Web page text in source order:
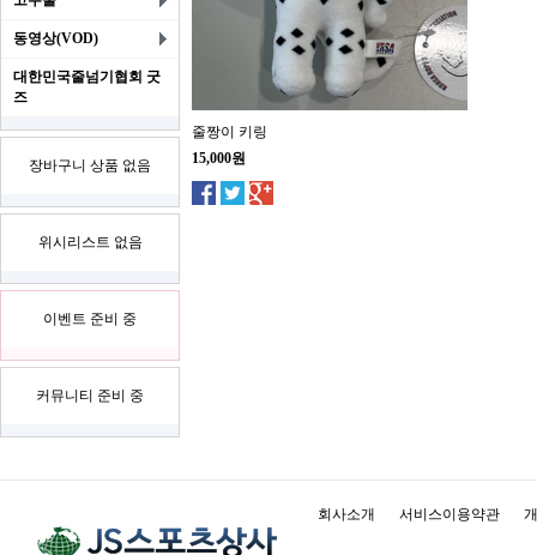
동영상(VOD)
대한민국줄넘기협회 굿
즈
장바구니 상품 없음
위시리스트 없음
이벤트 준비 중
커뮤니티 준비 중
줄짱이 키링
15,000원
회사소개 서비스이용약관